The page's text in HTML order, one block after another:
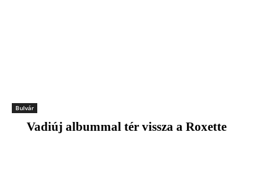
Bulvár
Vadiúj albummal tér vissza a Roxette